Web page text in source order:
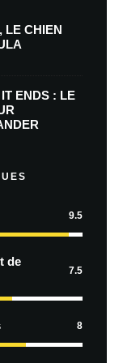
LE CHIEN
ENDS : LE
9.5
de
7.5
8